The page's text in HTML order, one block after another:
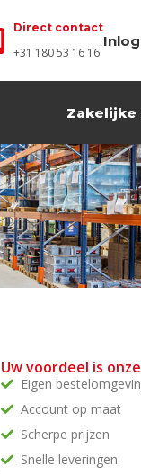
Direct contact
+31 180 53 16 16
Zakelijke
Uw voordeel is
Eigen
Account op maat
Scherpe prijzen
Snelle leveringen